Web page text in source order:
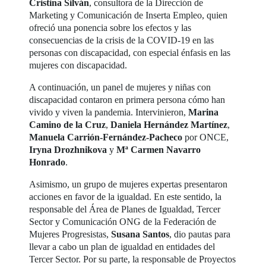
Cristina Silván, consultora de la Dirección de
Marketing y Comunicación de Inserta Empleo, quien
ofreció una ponencia sobre los efectos y las
consecuencias de la crisis de la COVID-19 en las
personas con discapacidad, con especial énfasis en las
mujeres con discapacidad.
A continuación, un panel de mujeres y niñas con
discapacidad contaron en primera persona cómo han
vivido y viven la pandemia. Intervinieron,Marina
Camino de la Cruz,Daniela Hernández Martínez,
Manuela Carrión-Fernández-Pacheco por ONCE,
Iryna Drozhnikova yMª Carmen Navarro
Honrado.
Asimismo, un grupo de mujeres expertas presentaron
acciones en favor de la igualdad. En este sentido, la
responsable del Área de Planes de Igualdad, Tercer
Sector y Comunicación ONG de la Federación de
Mujeres Progresistas,Susana Santos, dio pautas para
llevar a cabo un plan de igualdad en entidades del
Tercer Sector. Por su parte, la responsable de Proyectos